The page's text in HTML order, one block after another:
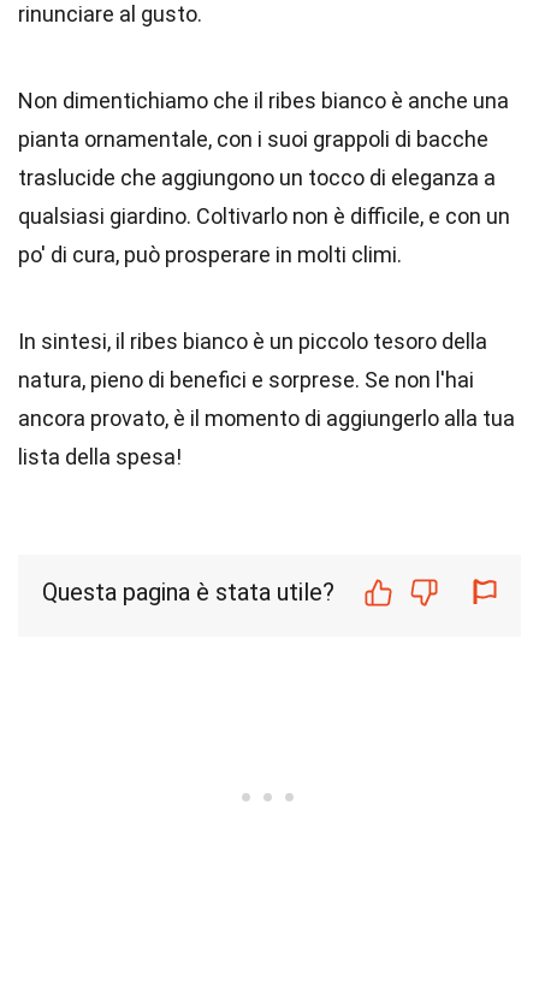
rinunciare al gusto.
Non dimentichiamo che il ribes bianco è anche una
pianta ornamentale, con i suoi grappoli di bacche
traslucide che aggiungono un tocco di eleganza a
qualsiasi giardino. Coltivarlo non è difficile, e con un
po' di cura, può prosperare in molti climi.
In sintesi, il ribes bianco è un piccolo tesoro della
natura, pieno di benefici e sorprese. Se non l'hai
ancora provato, è il momento di aggiungerlo alla tua
lista della spesa!
Questa pagina è stata utile?